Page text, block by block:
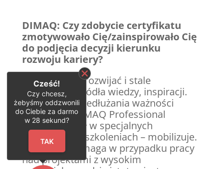
DIMAQ: Czy zdobycie certyfikatu
zmotywowało Cię/zainspirowało Cię
do podjęcia decyzji kierunku
rozwoju kariery?
AW: Lubię się rozwijać i stale
uzupełniam źródła wiedzy, inspiracji.
Możliwość przedłużania ważności
certyfikatu DIMAQ Professional
poprzez udział w specjalnych
spotkaniach i szkoleniach – mobilizuje.
Ta wiedza pomaga w przypadku pracy
nad projektami z wysokim
Cześć!
Czy chcesz,
żebyśmy oddzwonili
do Ciebie za darmo
w 28 sekund?
TAK